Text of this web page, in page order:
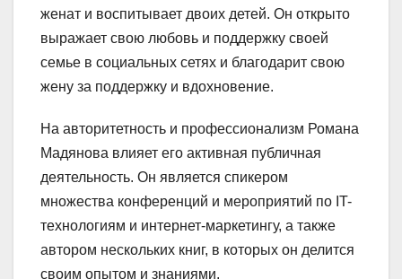
женат и воспитывает двоих детей. Он открыто
выражает свою любовь и поддержку своей
семье в социальных сетях и благодарит свою
жену за поддержку и вдохновение.
На авторитетность и профессионализм Романа
Мадянова влияет его активная публичная
деятельность. Он является спикером
множества конференций и мероприятий по IT-
технологиям и интернет-маркетингу, а также
автором нескольких книг, в которых он делится
своим опытом и знаниями.